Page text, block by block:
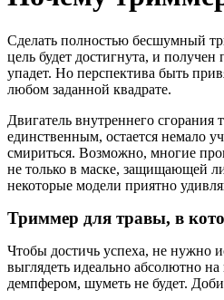
Сделать полностью бесшумный
цель будет достигнута, и
упадет. Но перспектива быть
любом заданной квадрате.
Двигатель внутреннего сгорания
единственным, остается немало
смириться. Возможно, многие
не только в маске, защищающей
некоторые модели приятно
Триммер для травы, в
Чтобы достичь успеха, не нужно
выглядеть идеально абсолютно
демпфером, шуметь не будет.